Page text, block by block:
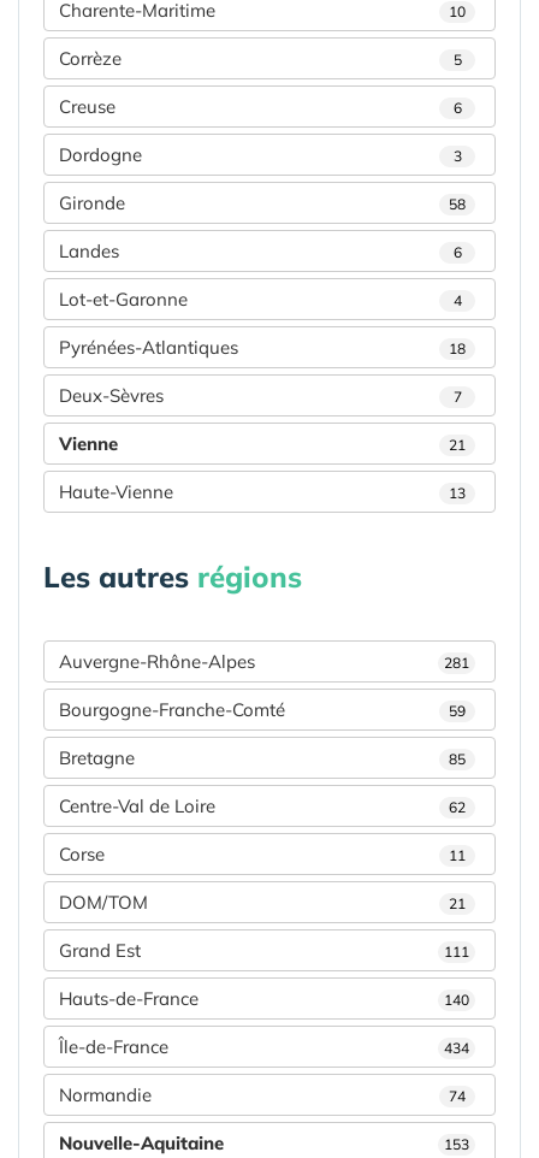
Charente-Maritime 10
Corrèze 5
Creuse 6
Dordogne 3
Gironde 58
Landes 6
Lot-et-Garonne 4
Pyrénées-Atlantiques 18
Deux-Sèvres 7
Vienne 21
Haute-Vienne 13
Les autres régions
Auvergne-Rhône-Alpes 281
Bourgogne-Franche-Comté 59
Bretagne 85
Centre-Val de Loire 62
Corse 11
DOM/TOM 21
Grand Est 111
Hauts-de-France 140
Île-de-France 434
Normandie 74
Nouvelle-Aquitaine 153